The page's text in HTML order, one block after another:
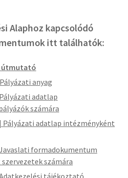
Alaphoz kapcsolódó
itt találhatók:
útmutató
anyag
adatlap
számára
Pályázati adatlap intézményként
formadokumentum
számára
tájékoztató